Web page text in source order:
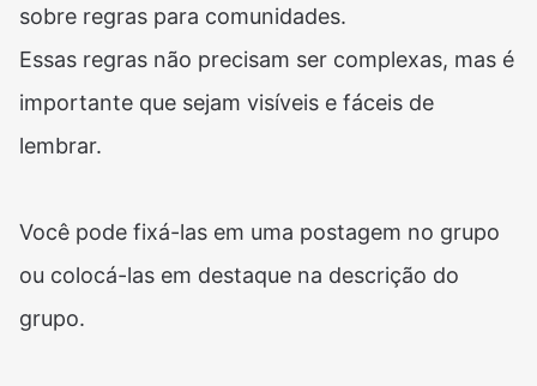
sobre regras para comunidades.
Essas regras não precisam ser complexas, mas é
importante que sejam visíveis e fáceis de
lembrar.
Você pode fixá-las em uma postagem no grupo
ou colocá-las em destaque na descrição do
grupo.